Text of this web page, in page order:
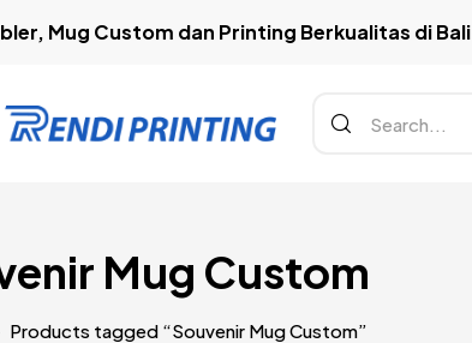
Mug Custom dan Printing Berkualitas di Bali
Mug Custom
Products tagged “Souvenir Mug Custom”